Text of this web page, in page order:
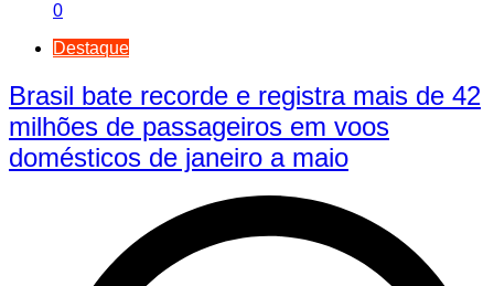
0
Destaque
Brasil bate recorde e registra mais de 42
milhões de passageiros em voos
domésticos de janeiro a maio